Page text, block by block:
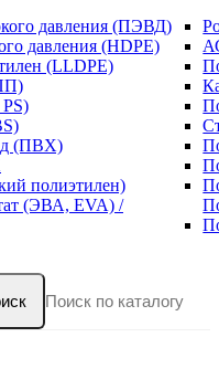
давления (ПЭВД)
давления (HDPE)
(LLDPE)
(ПВХ)
полиэтилен)
(ЭВА, EVA) /